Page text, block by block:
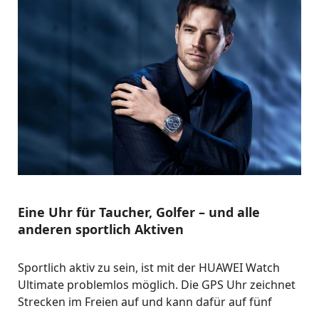
Eine Uhr für Taucher, Golfer – und alle
anderen sportlich Aktiven
Sportlich aktiv zu sein, ist mit der HUAWEI Watch
Ultimate problemlos möglich. Die GPS Uhr zeichnet
Strecken im Freien auf und kann dafür auf fünf